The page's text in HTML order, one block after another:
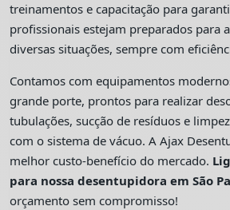
treinamentos e capacitação para
profissionais estejam preparados para
diversas situações, sempre com
Contamos com equipamentos
grande porte, prontos para realizar
tubulações, sucção de resíduos e
com o sistema de vácuo. A Ajax
melhor custo-benefício do mercado.
para nossa desentupidora em São
orçamento sem compromisso!